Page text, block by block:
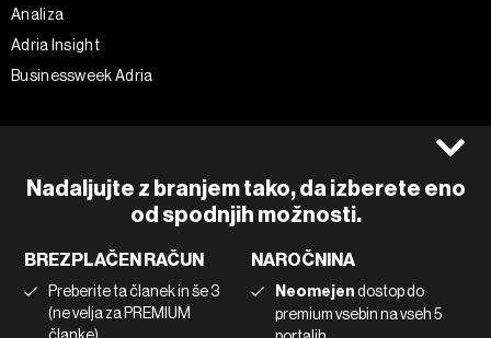
Nadaljujte z branjem tako, da izberete eno
od spodnjih možnosti.
BREZPLAČEN RAČUN
Preberite ta članek in še 3
(ne velja za PREMIUM
NAROČNINA
Neomejendostop do
premium vsebin na vseh 5
Analiza
Adria Insight
Businessweek Adria
Piškotki
Marketing
Uporaba umetne inteligence
Instagram
Linkedin
Tiktok